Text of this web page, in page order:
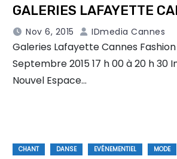
GALERIES LAFAYETTE
Nov 6, 2015 IDmedia Cannes
Galeries Lafayette Cannes
Septembre 2015 17 h 00 à 20 h 30
Nouvel Espace…
CHANT DANSE EVÉNEMENTIEL MODE